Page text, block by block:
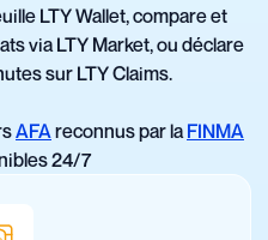
LTY Wallet, compare et
via LTY Market, ou déclare
sur LTY Claims.
AFA reconnus par la FINMA
24/7